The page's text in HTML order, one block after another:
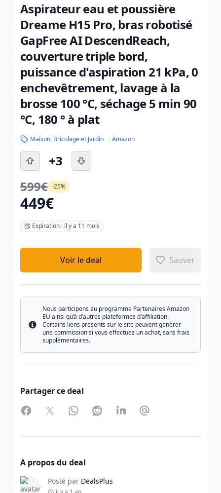
Aspirateur eau et poussière
Dreame H15 Pro, bras robotisé
GapFree AI DescendReach,
couverture triple bord,
puissance d'aspiration 21 kPa, 0
enchevêtrement, lavage à la
brosse 100 °C, séchage 5 min 90
°C, 180 ° à plat
Maison, Bricolage et Jardin Amazon
+3
599€ -25%
449€
Expiration : il y a 11 mois
Voir le deal Sauver
Info
Nous participons au programme Partenaires Amazon
EU ainsi qu’à d’autres plateformes d’affiliation.
Certains liens présents sur le site peuvent générer
une commission si vous effectuez un achat, sans frais
supplémentaires.
Partager ce deal
FacebookTwitterWhatsAppRedditLinkedInPartager par Email
A propos du deal
Posté par DealsPlus